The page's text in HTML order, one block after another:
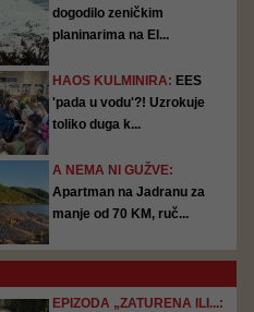
dogodilo zeničkim
planinarima na El...
HAOS KULMINIRA: EES
'pada u vodu'?! Uzrokuje
toliko duga k...
A NEMA NI GUŽVE:
Apartman na Jadranu za
manje od 70 KM, ruč...
EPIZODA „ZATURENA ILI...: